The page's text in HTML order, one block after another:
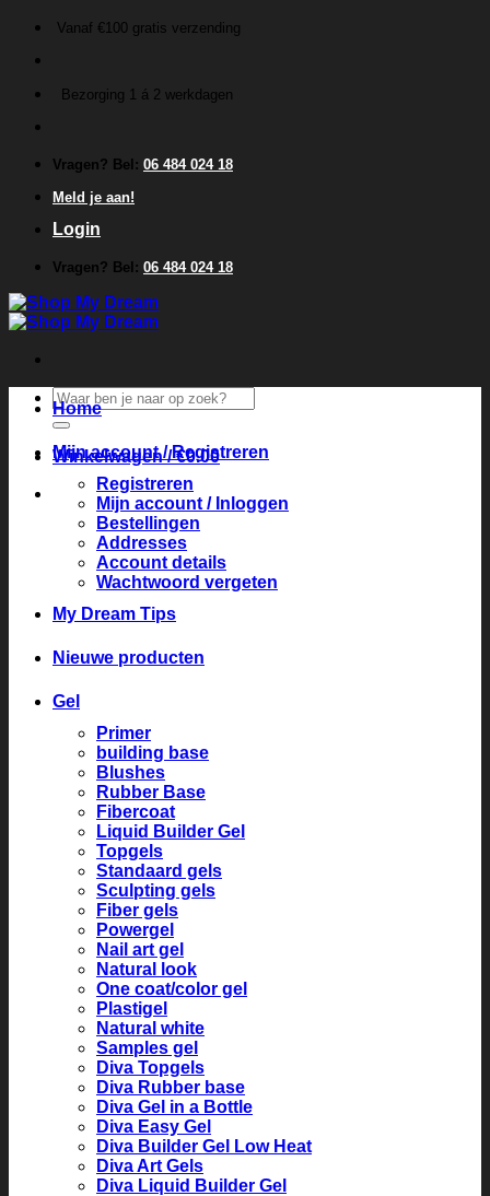
inhoud
Vanaf €100 gratis verzending
Bezorging 1 á 2 werkdagen
Vragen? Bel: 06 484 024 18
Meld je aan!
Login
Vragen? Bel: 06 484 024 18
Zoeken
naar:
Winkelwagen /€0.00
Home
Mijn account / Registreren
Registreren
Mijn account / Inloggen
Bestellingen
Addresses
Account details
Wachtwoord vergeten
My Dream Tips
Nieuwe producten
Gel
Primer
building base
Blushes
Rubber Base
Fibercoat
Liquid Builder Gel
Topgels
Standaard gels
Sculpting gels
Fiber gels
Powergel
Nail art gel
Natural look
One coat/color gel
Plastigel
Natural white
Samples gel
Diva Topgels
Diva Rubber base
Diva Gel in a Bottle
Diva Easy Gel
Diva Builder Gel Low Heat
Diva Art Gels
Diva Liquid Builder Gel